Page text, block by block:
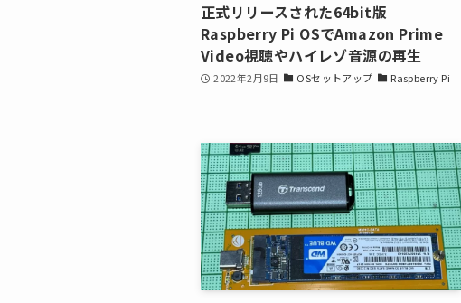
正式リリースされた64bit版
Raspberry Pi OSでAmazon Prime
Video視聴やハイレゾ音源の再生
2022年2月9日 OSセットアップ Raspberry Pi